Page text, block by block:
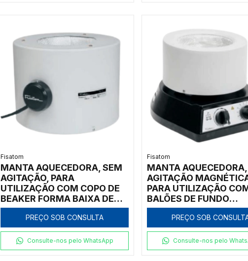
Fisatom
MANTA AQUECEDORA, SEM
AGITAÇÃO, PARA
UTILIZAÇÃO COM COPO DE
BEAKER FORMA BAIXA DE
1.000ML, COM REGULADOR
ANALÓGICO DE POTÊNCIA
ATÉ 300ºC, CLASSE 300,
220V - MODELO 001072
PREÇO SOB CONSULTA
Consulte-nos pelo WhatsApp
Fisatom
MANTA
AGITAÇÃO
PARA UTILIZAÇÃO
BALÕES DE FUNDO
REDONDO DE
REGULADOR
ANALÓGICO
ROTAÇÃO E
ATÉ 300ºC, CLASSE
PREÇO SOB
Consulte-nos pelo